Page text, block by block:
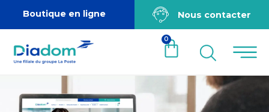
Boutique en ligne Nous contacter
0